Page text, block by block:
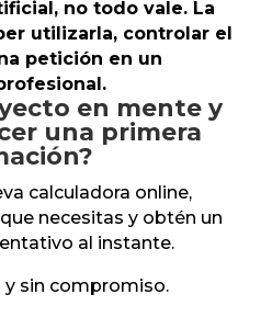
no todo vale. La
utilizarla, controlar el
petición en un
en mente y
una primera
calculadora online,
necesitas y obtén un
al instante.
y sin compromiso.